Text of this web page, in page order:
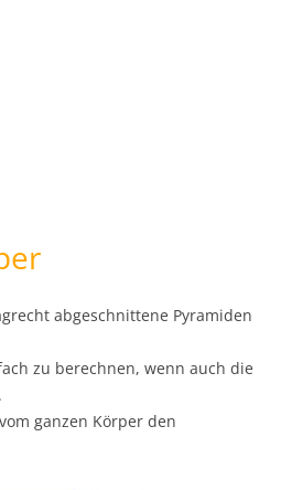
abgeschnittene Pyramiden
zu berechnen, wenn auch die
ganzen Körper den